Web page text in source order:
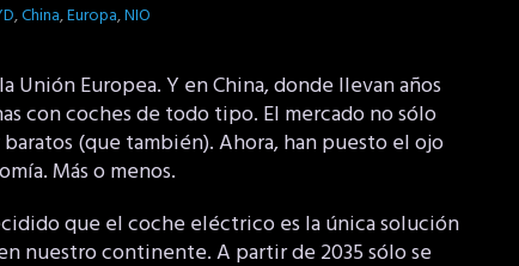
,China,Europa,NIO
Europea. Y en China, donde llevan años
con coches de todo tipo. El mercado no sólo
(que también). Ahora, han puesto el ojo
Más o menos.
que el coche eléctrico es la única solución
nuestro continente. A partir de 2035 sólo se